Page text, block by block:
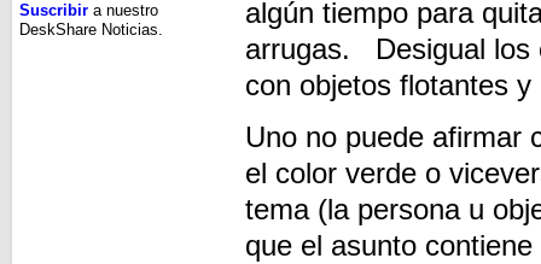
Suscribir a nuestro
DeskShare Noticias.
algún tiempo para
arrugas. Desigual los
con objetos flotantes y
Uno no puede afirmar
el color verde o
tema (la persona u
que el asunto